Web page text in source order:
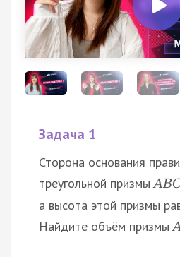
Задача 1
Сторона основания
треугольной призмыAB
а высота этой призмы
Найдите объём призмы A